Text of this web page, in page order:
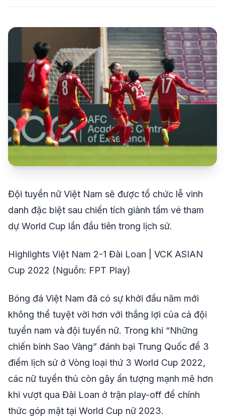
Đội tuyển nữ Việt Nam sẽ được tổ chức lễ vinh
danh đặc biệt sau chiến tích giành tấm vé tham
dự World Cup lần đầu tiên trong lịch sử.
Highlights Việt Nam 2-1 Đài Loan | VCK ASIAN
Cup 2022 (Nguồn: FPT Play)
Bóng đá Việt Nam đã có sự khởi đầu năm mới
không thể tuyệt vời hơn với thắng lợi của cả đội
tuyển nam và đội tuyển nữ. Trong khi “Những
chiến binh Sao Vàng” đánh bại Trung Quốc để 3
điểm lịch sử ở Vòng loại thứ 3 World Cup 2022,
các nữ tuyển thủ còn gây ấn tượng mạnh mẽ hơn
khi vượt qua Đài Loan ở trận play-off để chính
thức góp mặt tại World Cup nữ 2023.